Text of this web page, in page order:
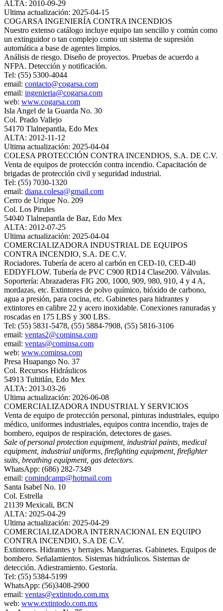
ALTA: 2010-09-29
Ultima actualización: 2025-04-15
COGARSA INGENIERÍA CONTRA INCENDIOS
Nuestro extenso catálogo incluye equipo tan sencillo y común como
un extinguidor o tan complejo como un sistema de supresión
automática a base de agentes limpios.
Análisis de riesgo. Diseño de proyectos. Pruebas de acuerdo a
NFPA. Detección y notificación.
Tel: (55) 5300-4044
email: contacto@cogarsa.com
email: ingenieria@cogarsa.com
web: www.cogarsa.com
Isla Angel de la Guarda No. 30
Col. Prado Vallejo
54170 Tlalnepantla, Edo Mex
ALTA: 2012-11-12
Ultima actualización: 2025-04-04
COLESA PROTECCIÓN CONTRA INCENDIOS, S.A. DE C.V.
Venta de equipos de protección contra incendio. Capacitación de
brigadas de protección civil y seguridad industrial.
Tel: (55) 7030-1320
email: diana.colesa@gmail.com
Cerro de Urique No. 209
Col. Los Pirules
54040 Tlalnepantla de Baz, Edo Mex
ALTA: 2012-07-25
Ultima actualización: 2025-04-04
COMERCIALIZADORA INDUSTRIAL DE EQUIPOS
CONTRA INCENDIO, S.A. DE C.V.
Rociadores. Tubería de acero al carbón en CED-10, CED-40
EDDYFLOW. Tubería de PVC C900 RD14 Clase200. Válvulas.
Soportería: Abrazaderas FIG 200, 1000, 909, 980, 910, 4 y 4 A,
mordazas, etc. Extintores de polvo químico, bióxido de carbono,
agua a presión, para cocina, etc. Gabinetes para hidrantes y
extintores en calibre 22 y acero inoxidable. Conexiones ranuradas y
roscadas en 175 LBS y 300 LBS.
Tel: (55) 5831-5478, (55) 5884-7908, (55) 5816-3106
email: ventas2@cominsa.com
email: ventas@cominsa.com
web: www.cominsa.com
Presa Huapango No. 37
Col. Recursos Hidráulicos
54913 Tultitlán, Edo Mex
ALTA: 2013-03-26
Ultima actualización: 2026-06-08
COMERCIALIZADORA INDUSTRIAL Y SERVICIOS
Venta de equipo de protección personal, pinturas industriales, equipo
médico, uniformes industriales, equipos contra incendio, trajes de
bombero, equipos de respiración, detectores de gases.
Sale of personal protection equipment, industrial paints, medical
equipment, industrial uniforms, firefighting equipment, firefighter
suits, breathing equipment, gas detectors.
WhatsApp: (686) 282-7349
email: comindcamp@hotmail.com
Santa Isabel No. 10
Col. Estrella
21139 Mexicali, BCN
ALTA: 2025-04-29
Ultima actualización: 2025-04-29
COMERCIALIZADORA INTERNACIONAL EN EQUIPO
CONTRA INCENDIO, S.A DE C.V.
Extintores. Hidrantes y herrajes. Mangueras. Gabinetes. Equipos de
bombero. Señalamientos. Sistemas hidráulicos. Sistemas de
detección. Adiestramiento. Gestoría.
Tel: (55) 5384-5199
WhatsApp: (56)3408-2900
email: ventas@extintodo.com.mx
web: www.extintodo.com.mx